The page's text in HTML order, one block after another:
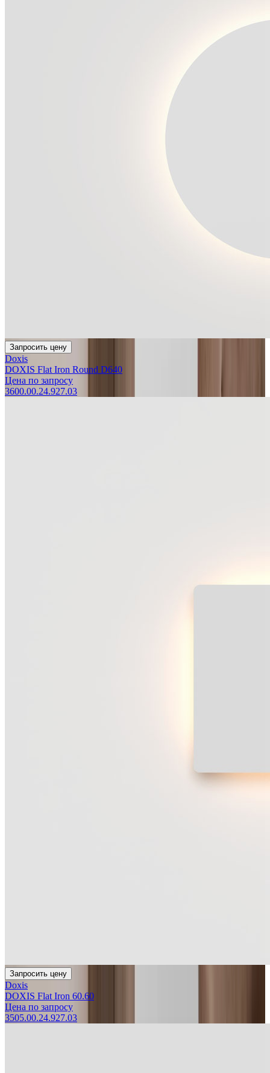
Запросить цену
Doxis
DOXIS Flat Iron Round D640
Цена по запросу
3600.00.24.927.03
Запросить цену
Doxis
DOXIS Flat Iron 60.60
Цена по запросу
3505.00.24.927.03